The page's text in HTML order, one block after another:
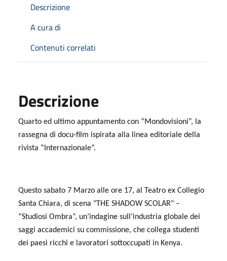
Descrizione
A cura di
Contenuti correlati
Descrizione
Quarto ed ultimo appuntamento con “Mondovisioni”, la
rassegna di docu-film ispirata alla linea editoriale della
rivista “Internazionale”.
Questo sabato 7 Marzo alle ore 17, al Teatro ex Collegio
Santa Chiara, di scena "THE SHADOW SCOLAR" –
“Studiosi Ombra”, un’indagine sull’industria globale dei
saggi accademici su commissione, che collega studenti
dei paesi ricchi e lavoratori sottoccupati in Kenya.